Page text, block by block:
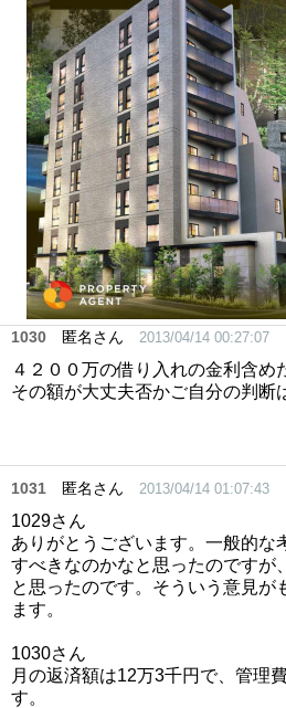
1030 匿名さん 2013/04/14 00:27:07
４２００万の借り入れの金利含め
その額が大丈夫否かご自分の判断
1031 匿名さん 2013/04/14 01:07:43
1029さん
ありがとうございます。一般的な
すべきなのかなと思ったのですが
と思ったのです。そういう意見が
ます。
1030さん
月の返済額は12万3千円で、管理
す。